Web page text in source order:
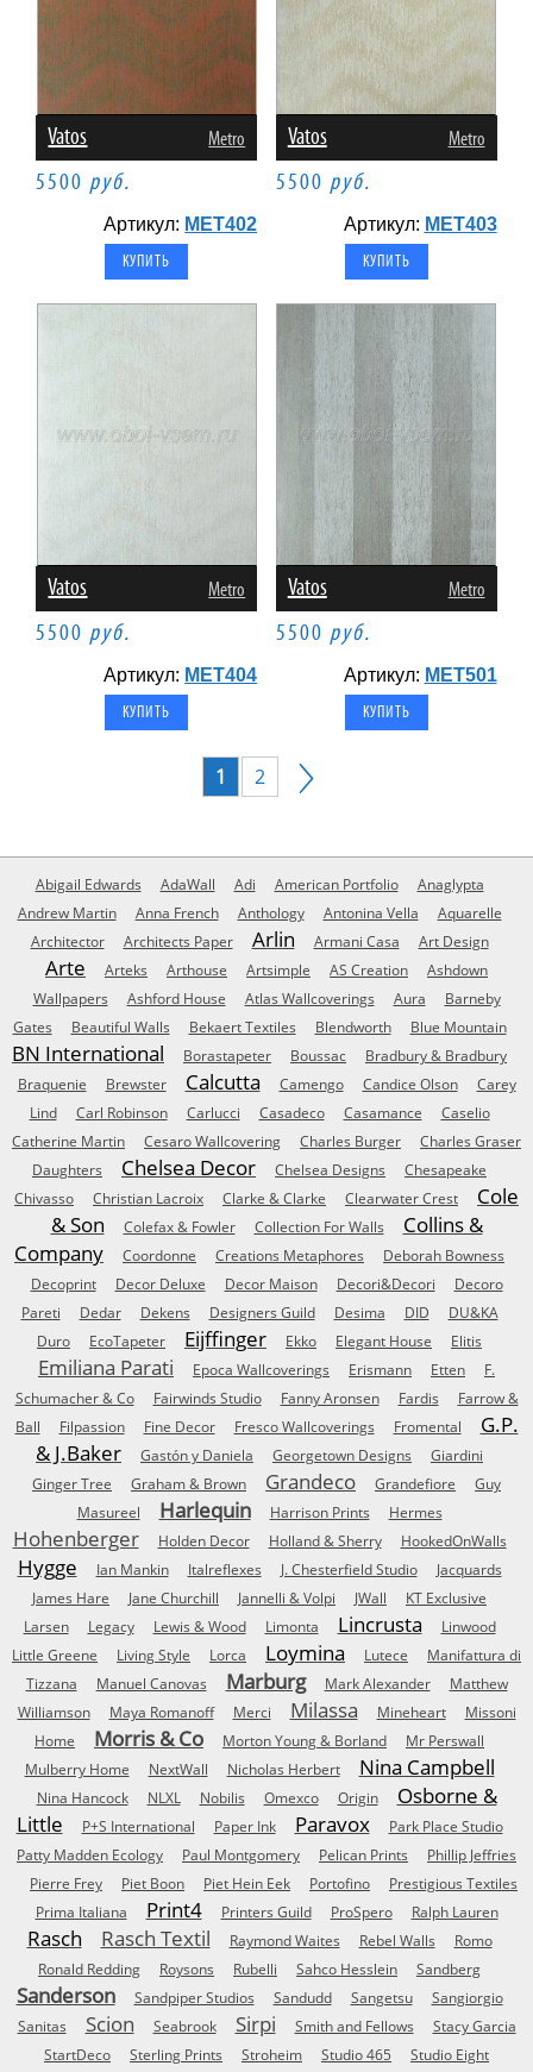
Vatos Metro
5500 руб.
Артикул: MET402
Vatos Metro
5500 руб.
Артикул: MET403
Vatos Metro
5500 руб.
Артикул: MET404
Vatos Metro
5500 руб.
Артикул: MET501
1 2
Abigail Edwards AdaWall Adi American Portfolio
Anaglypta
Andrew Martin
Anna French Anthology Antonina Vella
Aquarelle
Architector
Architects Paper Arlin Armani Casa Art Design
Arte Arteks Arthouse Artsimple AS Creation
Ashdown
Wallpapers
Ashford House Atlas Wallcoverings Aura
Barneby
Gates
Beautiful Walls Bekaert Textiles Blendworth Blue Mountain
BN International Borastapeter Boussac
Bradbury & Bradbury
Braquenie
Brewster Calcutta Camengo Candice Olson
Carey
Lind
Carl Robinson Carlucci Casadeco Casamance
Caselio
Catherine Martin
Cesaro Wallcovering Charles Burger
Charles Graser
Daughters
Chelsea Decor Chelsea Designs
Chesapeake
Chivasso
Christian Lacroix Clarke & Clarke Clearwater Crest
Cole
& Son
Colefax & Fowler Collection For Walls
Collins &
Company
Coordonne Creations Metaphores
Deborah Bowness
Decoprint
Decor Deluxe Decor Maison Decori&Decori
Decoro
Pareti
Dedar Dekens Designers Guild Desima DID
DU&KA
Duro
EcoTapeter Eijffinger Ekko Elegant House Elitis
Emiliana Parati Epoca Wallcoverings Erismann Etten
F.
Schumacher & Co
Fairwinds Studio Fanny Aronsen Fardis
Farrow &
Ball
Filpassion Fine Decor Fresco Wallcoverings Fromental
G.P.
& J.Baker
Gastón y Daniela Georgetown Designs
Giardini
Ginger Tree
Graham & Brown Grandeco Grandefiore
Guy
Masureel
Harlequin Harrison Prints Hermes
Hohenberger Holden Decor Holland & Sherry HookedOnWalls
Hygge Ian Mankin Italreflexes J. Chesterfield Studio
Jacquards
James Hare
Jane Churchill Jannelli & Volpi JWall
KT Exclusive
Larsen
Legacy Lewis & Wood Limonta Lincrusta
Linwood
Little Greene
Living Style Lorca Loymina Lutece
Manifattura di
Tizzana
Manuel Canovas Marburg Mark Alexander
Matthew
Williamson
Maya Romanoff Merci Milassa Mineheart
Missoni
Home
Morris & Co Morton Young & Borland
Mr Perswall
Mulberry Home
NextWall Nicholas Herbert Nina Campbell
Nina Hancock NLXL Nobilis Omexco Origin
Osborne &
Little
P+S International Paper Ink Paravox
Park Place Studio
Patty Madden Ecology
Paul Montgomery Pelican Prints
Phillip Jeffries
Pierre Frey
Piet Boon Piet Hein Eek Portofino
Prestigious Textiles
Prima Italiana
Print4 Printers Guild ProSpero Ralph Lauren
Rasch Rasch Textil Raymond Waites Rebel Walls
Romo
Ronald Redding
Roysons Rubelli Sahco Hesslein Sandberg
Sanderson Sandpiper Studios Sandudd Sangetsu
Sangiorgio
Sanitas
Scion Seabrook Sirpi Smith and Fellows
Stacy Garcia
StartDeco
Sterling Prints Stroheim Studio 465
Studio Eight